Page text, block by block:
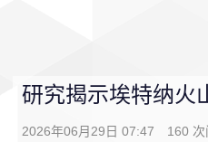
研究揭示埃特纳火
2026年06月29日 07:47 160